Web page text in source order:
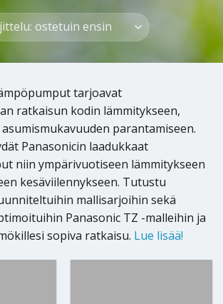
tarjoavat
ratkaisun kodin lämmitykseen,
parantamiseen.
Panasonicin laadukkaat
niin ympärivuotiseen lämmitykseen
kesäviilennykseen. Tutustu
mallisarjoihin sekä
Panasonic TZ -malleihin ja
sopiva ratkaisu. Lue lisää!